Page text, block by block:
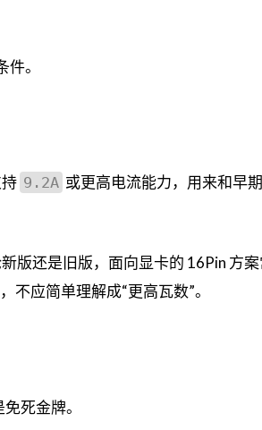
。
9.2A 或更高电流能力，用来和早
版还是旧版，面向显卡的 16Pin 方案
应简单理解成“更高瓦数”。
死金牌。